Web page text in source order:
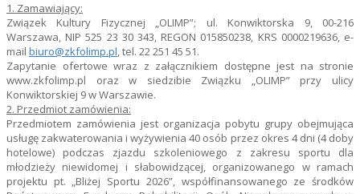
1. Zamawiający:
Związek Kultury Fizycznej „OLIMP”; ul. Konwiktorska 9, 00-216
Warszawa, NIP 525 23 30 343, REGON 015850238, KRS 0000219636, e-
mail biuro@zkfolimp.pl, tel. 22 251 45 51.
Zapytanie ofertowe wraz z załącznikiem dostępne jest na stronie
www.zkfolimp.pl oraz w siedzibie Związku „OLIMP” przy ulicy
Konwiktorskiej 9 w Warszawie.
2. Przedmiot zamówienia:
Przedmiotem zamówienia jest organizacja pobytu grupy obejmująca
usługę zakwaterowania i wyżywienia 40 osób przez okres 4 dni (4 doby
hotelowe) podczas zjazdu szkoleniowego z zakresu sportu dla
młodzieży niewidomej i słabowidzącej, organizowanego w ramach
projektu pt. „Bliżej Sportu 2026”, współfinansowanego ze środków